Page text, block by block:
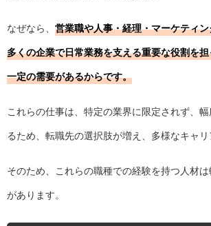
なぜなら、 営業職や人事・経理・マーケティ
多くの企業で日常業務を支える重要な役割を
一定の需要があるからです。
これらの仕事は、特定の業界に限定されず、
るため、転職先の選択肢が増え、多様なキャリ
そのため、これらの職種での経験を持つ人材
があります。